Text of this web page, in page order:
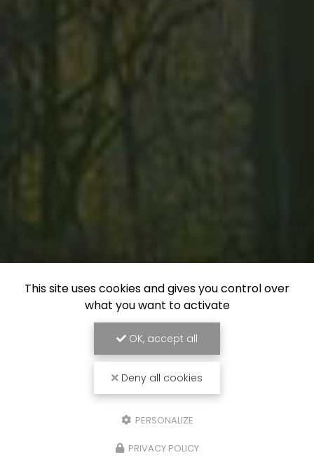
This site uses cookies and gives you control over
what you want to activate
OK, accept all
Deny all cookies
PERSONALIZE
PRIVACY POLICY